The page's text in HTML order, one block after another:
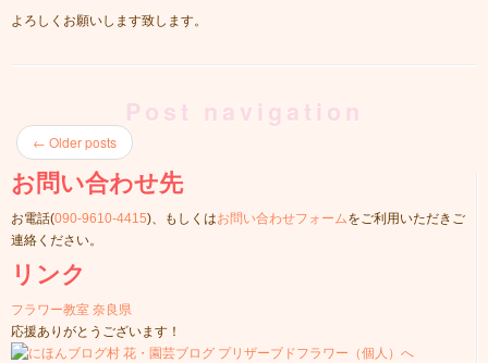
よろしくお願いします致します。
Post navigation
← Older posts
お問い合わせ先
お電話(090-9610-4415)、もしくはお問い合わせフォームをご利用いただきご
連絡ください。
リンク
フラワー教室 奈良県
応援ありがとうございます！